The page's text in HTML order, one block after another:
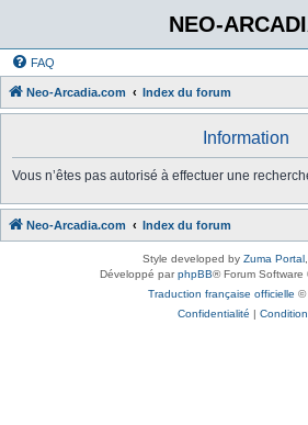
NEO-
FAQ
Neo-Arcadia.com Index du forum
Information
Vous n’êtes pas autorisé à effectuer une
Neo-Arcadia.com Index du forum
Style developed by Zuma Portal
Développé parphpBB® Forum Software
Traduction française officielle ©
Confidentialité |